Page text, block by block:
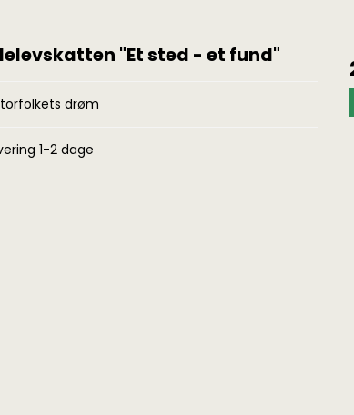
"Et sted - et fund"
drøm
1-2 dage